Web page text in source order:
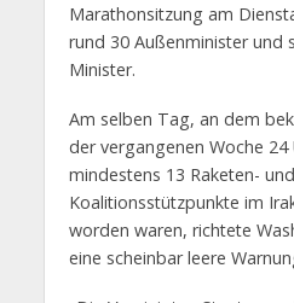
Marathonsitzung am
rund 30 Außenminister und
Minister.
Am selben Tag, an dem
der vergangenen Woche 24
mindestens 13 Raketen-
Koalitionsstützpunkte im
worden waren, richtete
eine scheinbar leere